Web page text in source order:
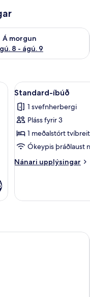
Á morgun
8 - ágú. 9
á morgun ágú. 8 -
nettenging
Skoða
allar
myndir
fyrir
Standard-
íbúð
5
Standard-íbúð
1 svefnherbergi
Pláss fyrir 3
1 meðalstórt
Ókeypis þráðlaust
Nánari upplýsingar
Nánari
íbúð
Smutje